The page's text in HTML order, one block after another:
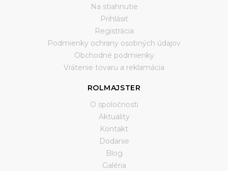
Na stiahnutie
Prihlásiť
Registrácia
Podmienky ochrany osobných údajov
Obchodné podmienky
Vrátenie tovaru a reklamácia
ROLMAJSTER
O spoločnosti
Aktuality
Kontakt
Dodanie
Blog
Galéria